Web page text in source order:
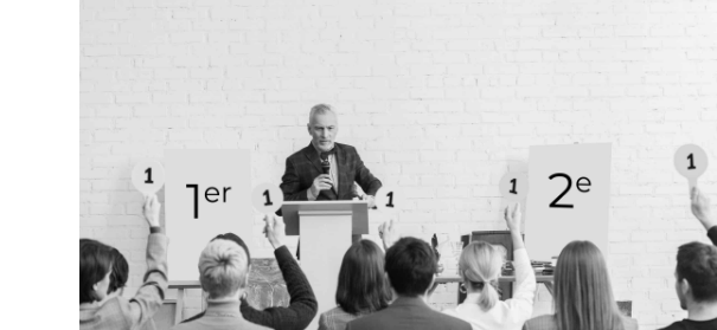
SEM AND DIGITAL MARKETING
More details Case study